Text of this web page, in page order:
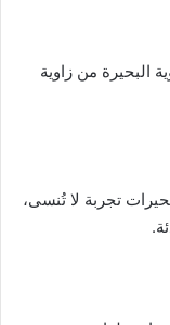
البحيرة من زاوية
تجربة لا تُنسى،